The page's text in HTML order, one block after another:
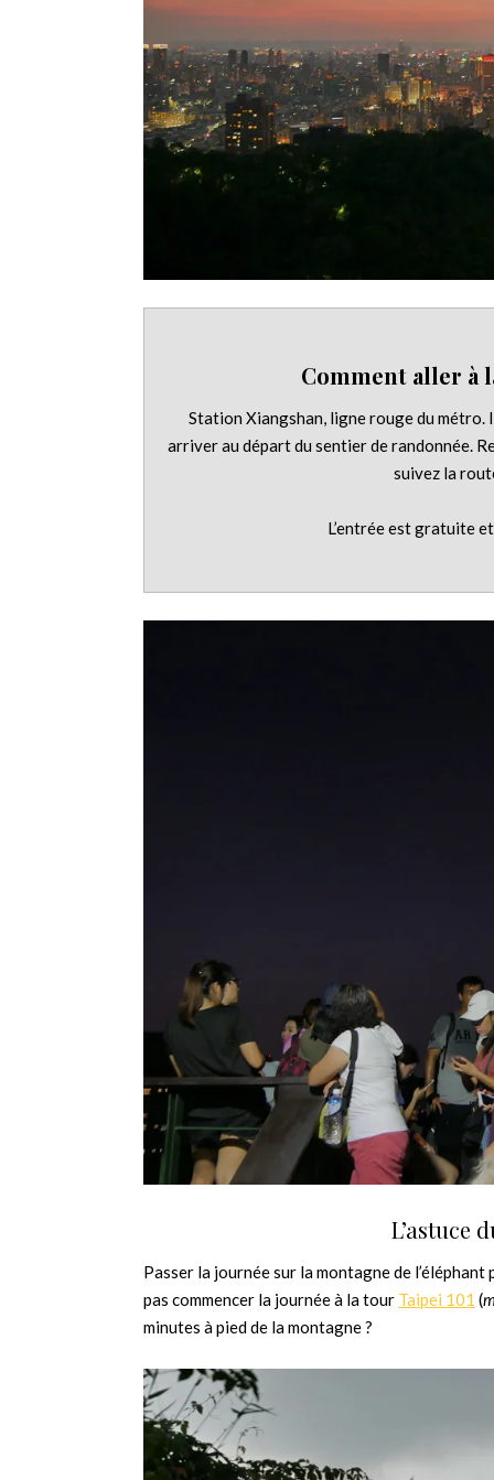
Comment aller à
Station Xiangshan, ligne rouge du métro.
arriver au départ du sentier de randonnée.
suivez la
L’entrée est gratuite
L’astuce
Passer la journée sur la montagne de
pas commencer la journée à la tour Taipei 101 (
minutes à pied de la montagne ?